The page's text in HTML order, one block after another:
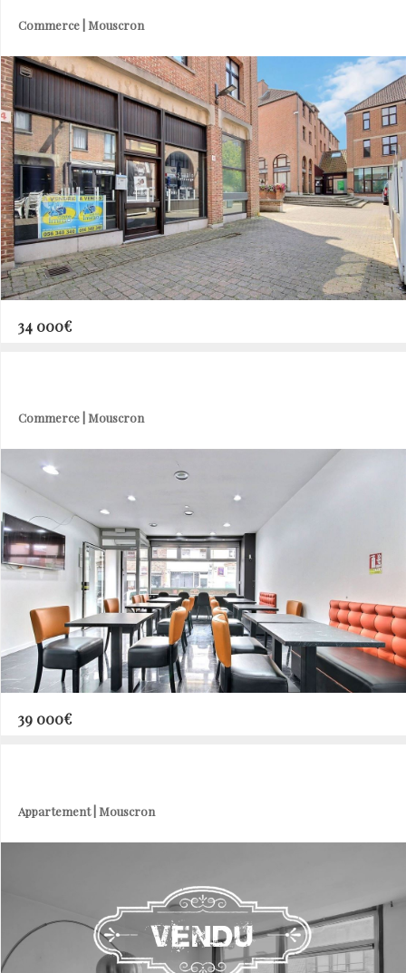
Commerce | Mouscron
34 000€
Commerce | Mouscron
39 000€
Appartement | Mouscron